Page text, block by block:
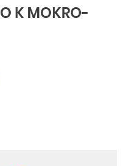
K MOKRO-